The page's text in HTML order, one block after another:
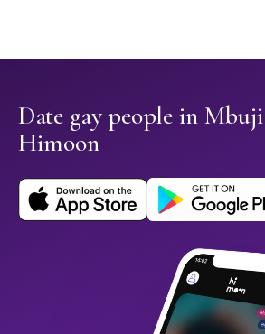
Date gay people in
Himoon